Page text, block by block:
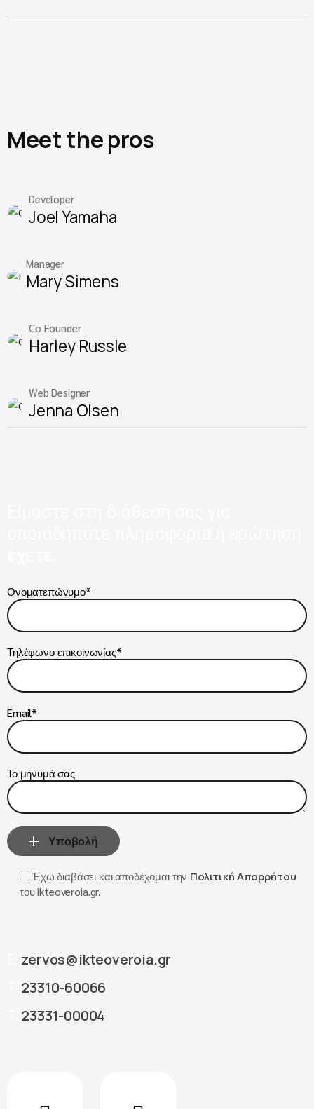
Meet the pros
Developer
Joel Yamaha
Manager
Mary Simens
Co Founder
Harley Russle
Web Designer
Jenna Olsen
zervos@ikteoveroia.gr
23310-60066
23331-00004
Ονοματεπώνυμο*
Τηλέφωνο επικοινωνίας*
Email*
Το μήνυμά σας
Υποβολή
Έχω διαβάσει και αποδέχομαι την Πολιτική Απορρήτου
του ikteoveroia.gr.